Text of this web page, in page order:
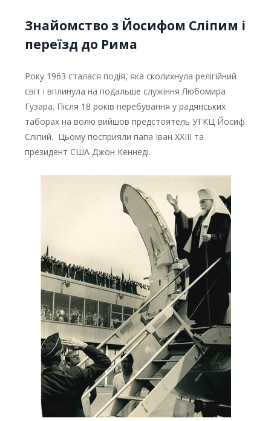
Знайомство з Йосифом Сліпим і
переїзд до Рима
Року 1963 сталася подія, яка сколихнула релігійний
світ і вплинула на подальше служіння Любомира
Гузара. Після 18 років перебування у радянських
таборах на волю вийшов предстоятель УГКЦ Йосиф
Сліпий. Цьому посприяли папа Іван XXIII та
президент США Джон Кеннеді.